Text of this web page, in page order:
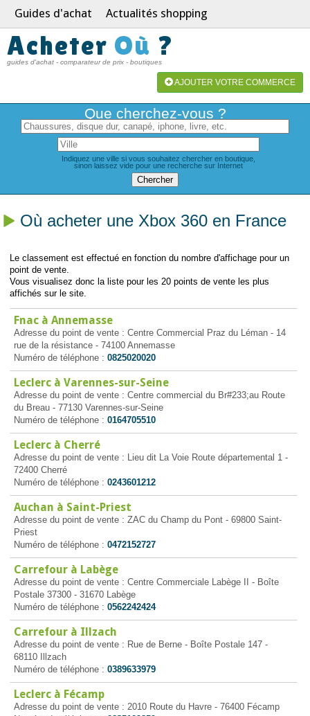
Guides d'achat Actualités shopping
Acheter Où ?
guides d'achat - comparateur de prix - boutiques
AJOUTER VOTRE COMMERCE
Que cherchez-vous ?
Indiquez une ville si vous souhaitez chercher en boutique,
sinon laissez vide pour une recherche sur Internet
Où acheter une Xbox 360 en France
Le classement est effectué en fonction du nombre d'affichage pour un
point de vente.
Vous visualisez donc la liste pour les 20 points de vente les plus
affichés sur le site.
Fnac à Annemasse
Adresse du point de vente : Centre Commercial Praz du Léman - 14
rue de la résistance - 74100 Annemasse
Numéro de téléphone : 0825020020
Leclerc à Varennes-sur-Seine
Adresse du point de vente : Centre commercial du Br#233;au Route
du Breau - 77130 Varennes-sur-Seine
Numéro de téléphone : 0164705510
Leclerc à Cherré
Adresse du point de vente : Lieu dit La Voie Route départemental 1 -
72400 Cherré
Numéro de téléphone : 0243601212
Auchan à Saint-Priest
Adresse du point de vente : ZAC du Champ du Pont - 69800 Saint-
Priest
Numéro de téléphone : 0472152727
Carrefour à Labège
Adresse du point de vente : Centre Commerciale Labège II - Boîte
Postale 37300 - 31670 Labège
Numéro de téléphone : 0562242424
Carrefour à Illzach
Adresse du point de vente : Rue de Berne - Boîte Postale 147 -
68110 Illzach
Numéro de téléphone : 0389633979
Leclerc à Fécamp
Adresse du point de vente : 2010 Route du Havre - 76400 Fécamp